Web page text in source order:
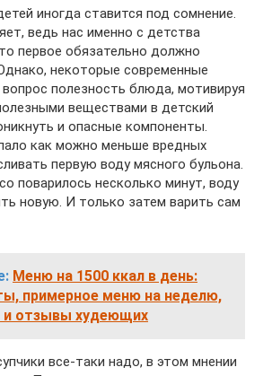
иногда ставится под сомнение.
ведь нас именно с детства
первое обязательно должно
некоторые современные
полезность блюда, мотивируя
веществами в детский
и опасные компоненты.
как можно меньше вредных
первую воду мясного бульона.
поварилось несколько минут, воду
новую. И только затем варить сам
Меню на 1500 ккал в день:
примерное меню на неделю,
отзывы худеющих
все-таки надо, в этом мнении